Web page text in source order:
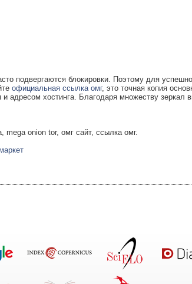
подвергаются блокировки. Поэтому для
официальная ссылка омг, это точная копия
хостинга. Благодаря множеству зеркал
onion tor, омг сайт, ссылка омг.